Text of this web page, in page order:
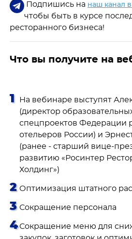
Подпишись на наш канал
чтобы быть в курсе
ресторанного бизнеса!
Что вы получите на
На вебинаре выступят
(директор
спецпроектов Федерации
отельеров России) и
(ранее - старший вице-
развитию «Росинтер
Холдинг»)
Оптимизация штатного
Сокращение персонала
Сокращение меню для